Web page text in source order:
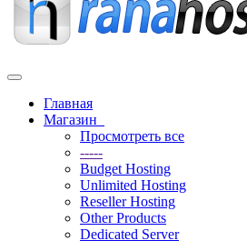
Переключить
навигациюГлавная
Магазин
Просмотреть все
-----
Budget Hosting
Unlimited Hosting
Reseller Hosting
Other Products
Dedicated Server